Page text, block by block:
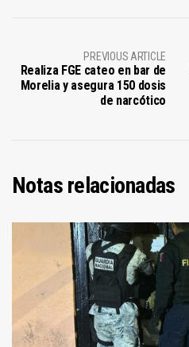
PREVIOUS ARTICLE
Realiza FGE cateo en bar de
Morelia y asegura 150 dosis
de narcótico
Notas relacionadas